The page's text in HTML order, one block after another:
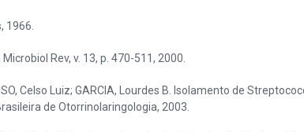
1966.
Rev, v. 13, p. 470-511, 2000.
Celso Luiz; GARCIA, Lourdes B. Isolamento de
de Otorrinolaringologia, 2003.